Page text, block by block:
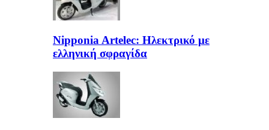
Nipponia Artelec: Ηλεκτρικό με
ελληνική σφραγίδα